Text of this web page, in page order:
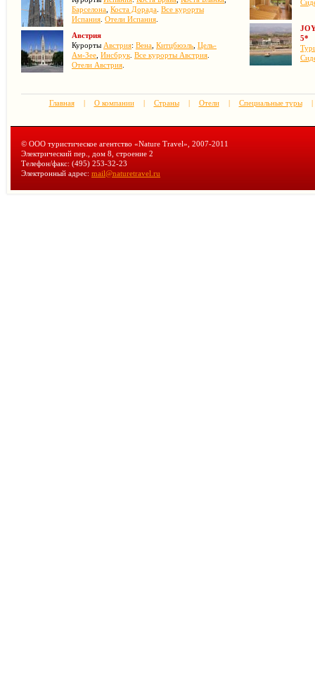
Барселона Коста Дорада Все курорты
Испания Отели Испания
Австрия
Курорты Австрия: Вена Китцбюэль Цель-
Ам-Зее Инсбрук Все курорты Австрия
Отели Австрия
5*
Главная | О компании | Страны | Отели | Специальные туры |
© ООО туристическое агентство «Nature Travel», 2007-2011
Электрический пер., дом 8, строение 2
Телефон/факс: (495) 253-32-23
Электронный адрес: mail@naturetravel.ru